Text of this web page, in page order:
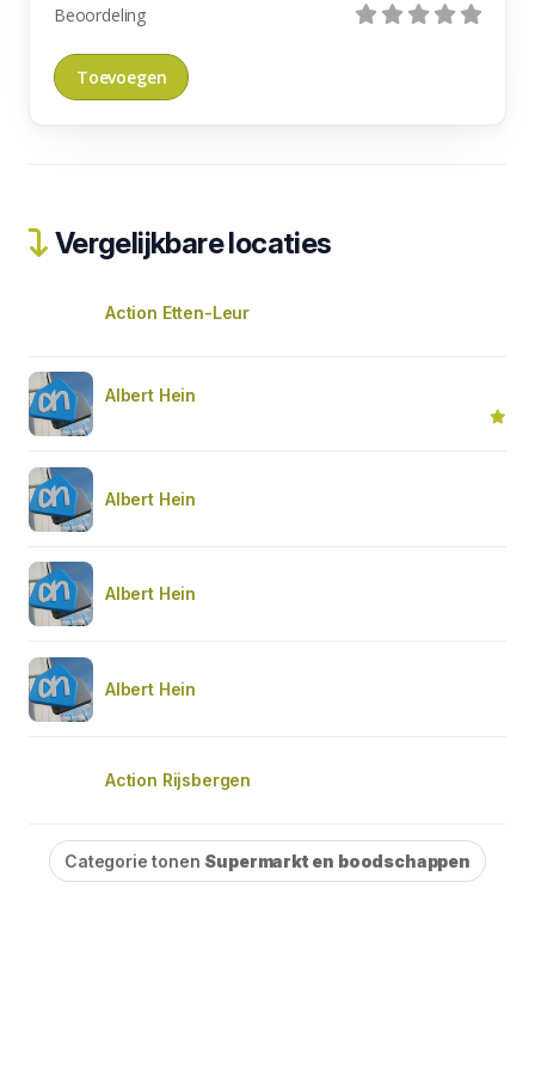
Beoordeling
Vergelijkbare locaties
Action Etten-Leur
Albert Hein
Albert Hein
Albert Hein
Albert Hein
Action Rijsbergen
Categorie tonen Supermarkt en boodschappen